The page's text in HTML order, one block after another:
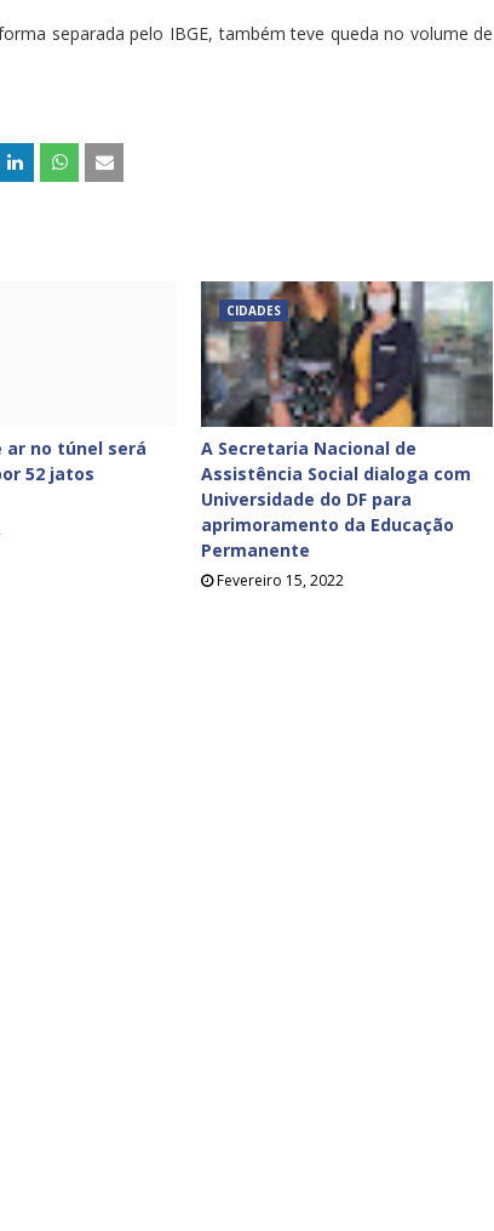
separada pelo IBGE, também teve queda no volume de
ar no túnel será
52 jatos
CIDADES
A Secretaria Nacional de
Assistência Social dialoga com
Universidade do DF para
aprimoramento da Educação
Permanente
Fevereiro 15, 2022